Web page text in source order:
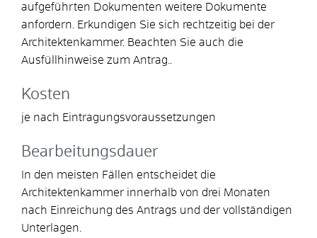
aufgeführten Dokumenten weitere Dokumente
anfordern. Erkundigen Sie sich rechtzeitig bei der
Architektenkammer. Beachten Sie auch die
Ausfüllhinweise zum Antrag..
Kosten
je nach Eintragungsvoraussetzungen
Bearbeitungsdauer
In den meisten Fällen entscheidet die
Architektenkammer innerhalb von drei Monaten
nach Einreichung des Antrags und der vollständigen
Unterlagen.